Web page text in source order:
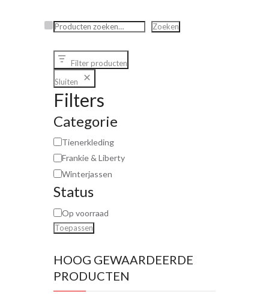
Zoeken Zoeken
Filter producten
Sluiten
Filters
Categorie
Tienerkleding
Frankie & Liberty
Winterjassen
Status
Op voorraad
Toepassen
HOOG GEWAARDEERDE
PRODUCTEN